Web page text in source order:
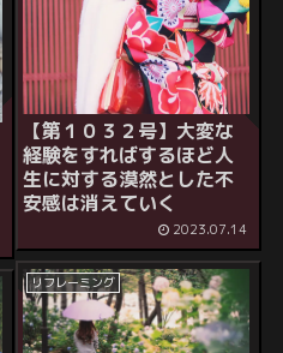
【第１０３２号】大変な
経験をすればするほど人
生に対する漠然とした不
安感は消えていく
2023.07.14
リフレーミング